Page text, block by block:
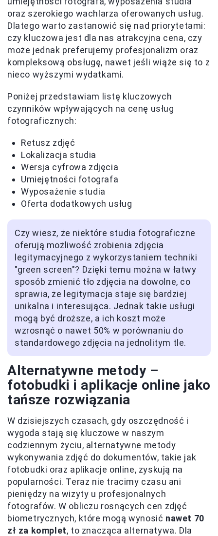
oraz szerokiego wachlarza oferowanych usług.
Dlatego warto zastanowić się nad priorytetami:
czy kluczowa jest dla nas atrakcyjna cena, czy
może jednak preferujemy profesjonalizm oraz
kompleksową obsługę, nawet jeśli wiąże się to z
nieco wyższymi wydatkami.
Poniżej przedstawiam listę kluczowych
czynników wpływających na cenę usług
fotograficznych:
Retusz zdjęć
Lokalizacja studia
Wersja cyfrowa zdjęcia
Umiejętności fotografa
Wyposażenie studia
Oferta dodatkowych usług
Czy wiesz, że niektóre studia fotograficzne
oferują możliwość zrobienia zdjęcia
legitymacyjnego z wykorzystaniem techniki
"green screen"? Dzięki temu można w łatwy
sposób zmienić tło zdjęcia na dowolne, co
sprawia, że legitymacja staje się bardziej
unikalna i interesująca. Jednak takie usługi
mogą być droższe, a ich koszt może
wzrosnąć o nawet 50% w porównaniu do
standardowego zdjęcia na jednolitym tle.
Alternatywne metody –
fotobudki i aplikacje online jako
tańsze rozwiązania
W dzisiejszych czasach, gdy oszczędność i
wygoda stają się kluczowe w naszym
codziennym życiu, alternatywne metody
wykonywania zdjęć do dokumentów, takie jak
fotobudki oraz aplikacje online, zyskują na
popularności. Teraz nie tracimy czasu ani
pieniędzy na wizyty u profesjonalnych
fotografów. W obliczu rosnących cen zdjęć
biometrycznych, które mogą wynosić nawet 70
zł za komplet, to znacząca alternatywa. Dla